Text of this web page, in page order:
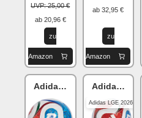
UVP: 25,00 €
ab 20,96 €
zu
Amazon
ab 32,95 €
zu
Amazon
Adidas TriondaAdidas
Adidas LGE 2026